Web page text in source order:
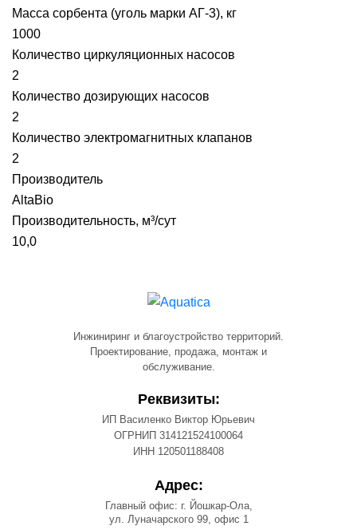
Масса сорбента (уголь марки АГ-3), кг
1000
Количество циркуляционных насосов
2
Количество дозирующих насосов
2
Количество электромагнитных клапанов
2
Производитель
AltaBio
Производительность, м³/сут
10,0
Инжиниринг и благоустройство территорий.
Проектирование, продажа, монтаж и
обслуживание.
Реквизиты:
ИП Василенко Виктор Юрьевич
ОГРНИП 314121524100064
ИНН 120501188408
Адрес:
Главный офис: г. Йошкар-Ола,
ул. Луначарского 99, офис 1